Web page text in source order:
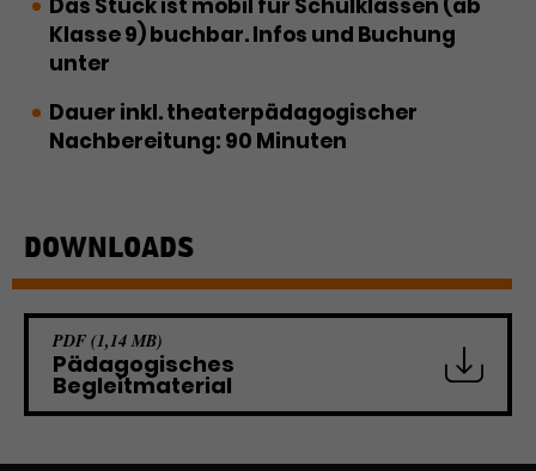
Das Stück ist mobil für Schulklassen (ab
Klasse 9) buchbar. Infos und Buchung
unter
Dauer inkl. theaterpädagogischer
Nachbereitung: 90 Minuten
DOWNLOADS
PDF (1,14 MB)
Pädagogisches
Begleitmaterial